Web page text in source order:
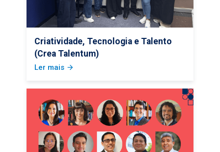
Criatividade, Tecnologia e Talento
(Crea Talentum)
Ler mais arrow_forward